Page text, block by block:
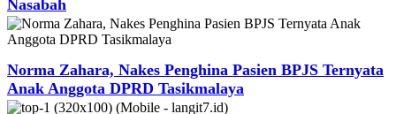
Nasabah
Norma Zahara, Nakes Penghina Pasien BPJS Ternyata
Anak Anggota DPRD Tasikmalaya